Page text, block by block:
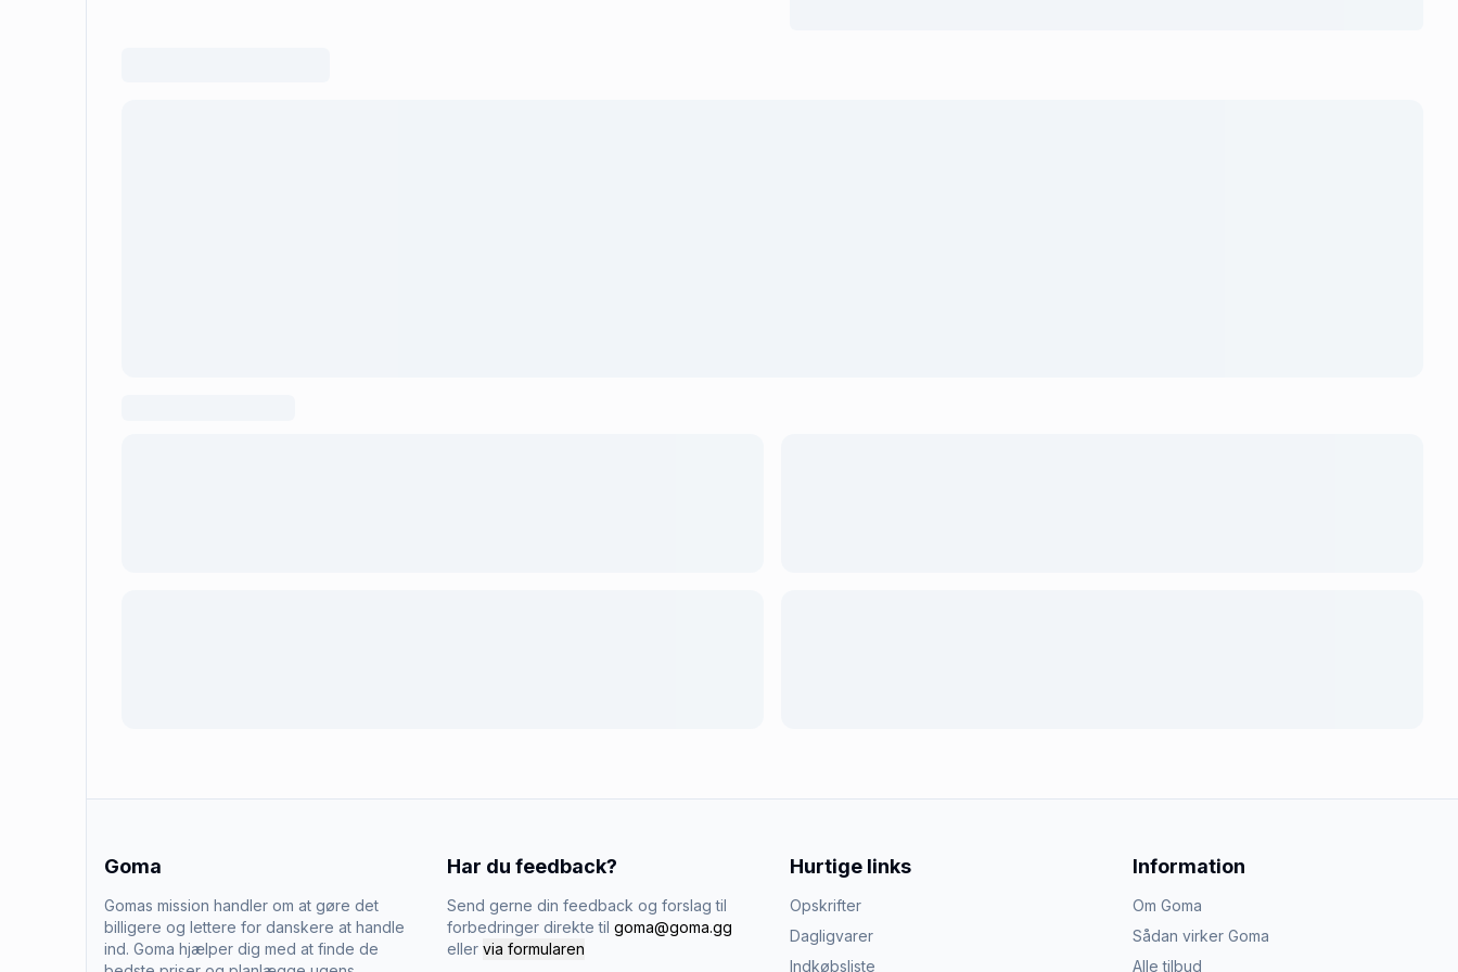
Goma
Gomas mission handler om at gøre det
billigere og lettere for danskere at handle
ind. Goma hjælper dig med at finde de
Har du feedback?
Send gerne din feedback og forslag til
forbedringer direkte til goma@goma.gg
eller via formularen
Hurtige links
Opskrifter
Dagligvarer
Indkøbsliste
Information
Om Goma
Sådan virker Goma
Alle tilbud